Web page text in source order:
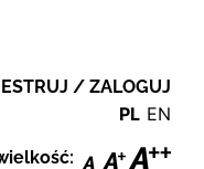
/ ZALOGUJ
PL EN